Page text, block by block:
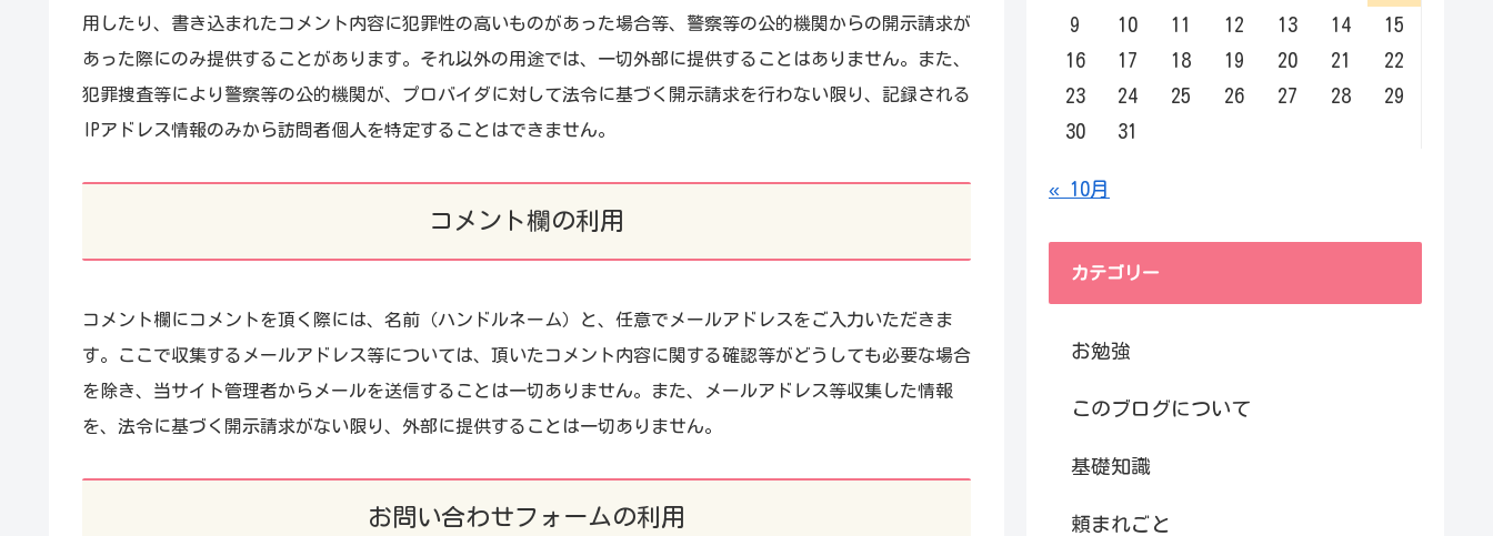
用したり、書き込まれたコメント内容に犯罪性の高いものがあった場合等、警察等の公的機関からの開示請求が
あった際にのみ提供することがあります。それ以外の用途では、一切外部に提供することはありません。また、
犯罪捜査等により警察等の公的機関が、プロバイダに対して法令に基づく開示請求を行わない限り、記録される
IPアドレス情報のみから訪問者個人を特定することはできません。
コメント欄の利用
コメント欄にコメントを頂く際には、名前（ハンドルネーム）と、任意でメールアドレスをご入力いただきま
す。ここで収集するメールアドレス等については、頂いたコメント内容に関する確認等がどうしても必要な場合
を除き、当サイト管理者からメールを送信することは一切ありません。また、メールアドレス等収集した情報
を、法令に基づく開示請求がない限り、外部に提供することは一切ありません。
お問い合わせフォームの利用
9
10 11 12 13 14
15
16
17 18 19 20 21
22
23
24 25 26 27 28
29
30
31
« 10月
カテゴリー
お勉強
このブログについて
基礎知識
頼まれごと